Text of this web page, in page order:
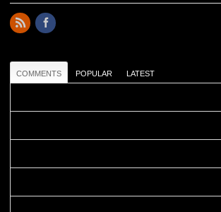
COMMENTS POPULAR LATEST